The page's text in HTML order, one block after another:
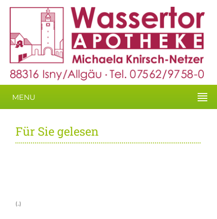
MENU
Für Sie gelesen
(..)